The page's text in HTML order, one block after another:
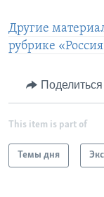
Другие
рубрике
Поделиться
This item is part of
Темы дня